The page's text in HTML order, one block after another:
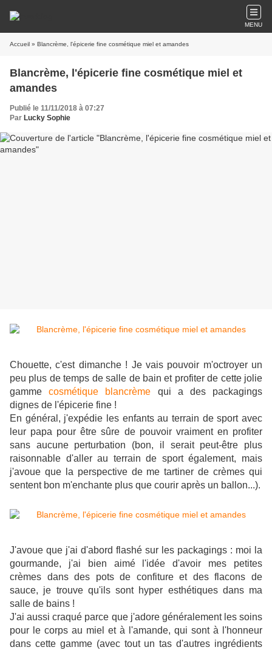
MENU
Accueil » Blancrème, l'épicerie fine cosmétique miel et amandes
Blancrème, l'épicerie fine cosmétique miel et
amandes
Publié le 11/11/2018 à 07:27
Par Lucky Sophie
Chouette, c'est dimanche ! Je vais pouvoir m'octroyer un
peu plus de temps de salle de bain et profiter de cette jolie
gammecosmétique blancrème qui a des packagings
dignes de l'épicerie fine !
En général, j'expédie les enfants au terrain de sport avec
leur papa pour être sûre de pouvoir vraiment en profiter
sans aucune perturbation (bon, il serait peut-être plus
raisonnable d'aller au terrain de sport également, mais
j'avoue que la perspective de me tartiner de crèmes qui
sentent bon m'enchante plus que courir après un ballon...).
J'avoue que j'ai d'abord flashé sur les packagings : moi la
gourmande, j'ai bien aimé l'idée d'avoir mes petites
crèmes dans des pots de confiture et des flacons de
sauce, je trouve qu'ils sont hyper esthétiques dans ma
salle de bains !
J'ai aussi craqué parce que j'adore généralement les soins
pour le corps au miel et à l'amande, qui sont à l'honneur
dans cette gamme (avec tout un tas d'autres ingrédients